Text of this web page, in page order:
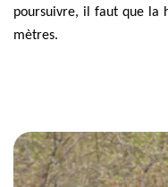
poursuivre, il faut que la
mètres.